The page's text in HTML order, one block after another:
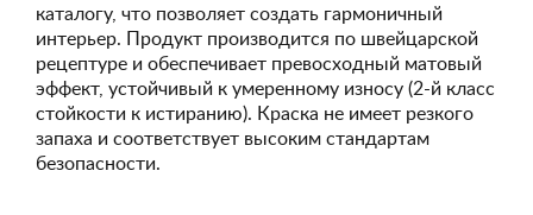
каталогу, что позволяет создать гармоничный
интерьер. Продукт производится по швейцарской
рецептуре и обеспечивает превосходный матовый
эффект, устойчивый к умеренному износу (2-й класс
стойкости к истиранию). Краска не имеет резкого
запаха и соответствует высоким стандартам
безопасности.